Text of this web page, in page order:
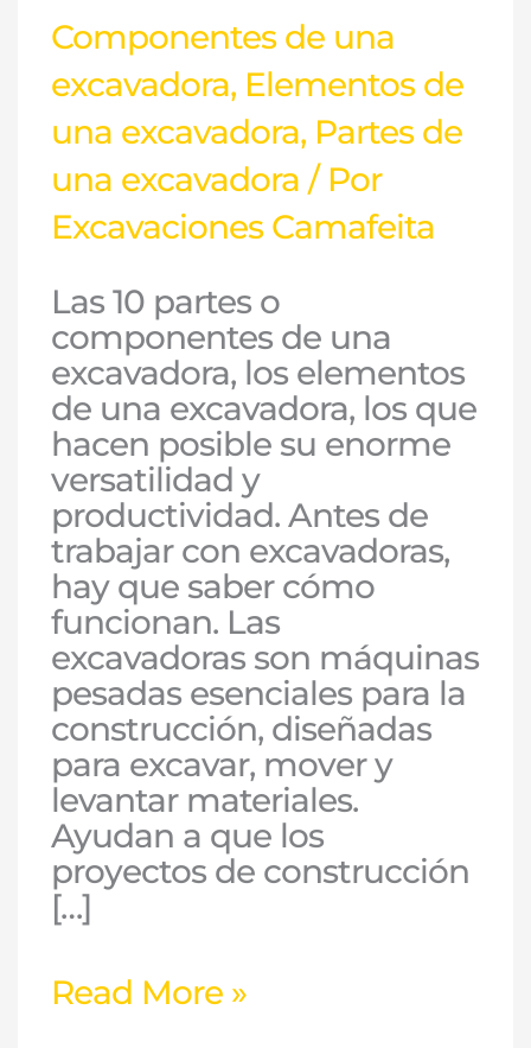
Componentes de una
excavadora, Elementos de
una excavadora, Partes de
una excavadora / Por
Excavaciones Camafeita
Las 10 partes o
componentes de una
excavadora, los elementos
de una excavadora, los que
hacen posible su enorme
versatilidad y
productividad. Antes de
trabajar con excavadoras,
hay que saber cómo
funcionan. Las
excavadoras son máquinas
pesadas esenciales para la
construcción, diseñadas
para excavar, mover y
levantar materiales.
Ayudan a que los
proyectos de construcción
[…]
Read More »